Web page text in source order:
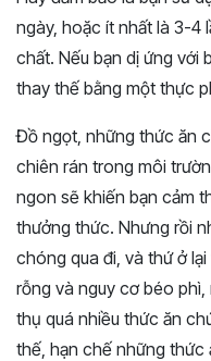
ngày, hoặc ít nhất là 3-4
chất. Nếu bạn dị ứng với
thay thế bằng một thực
Đồ ngọt, những thức ăn
chiên rán trong môi
ngon sẽ khiến bạn cảm
thưởng thức. Nhưng rồi
chóng qua đi, và thứ ở
rỗng và nguy cơ béo
thụ quá nhiều thức ăn
thế, hạn chế những